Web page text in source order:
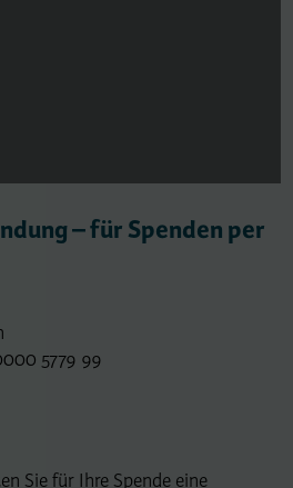
– für Spenden per
5779 99
Sie für Ihre Spende eine